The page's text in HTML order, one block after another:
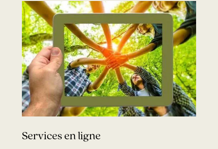
Services en ligne